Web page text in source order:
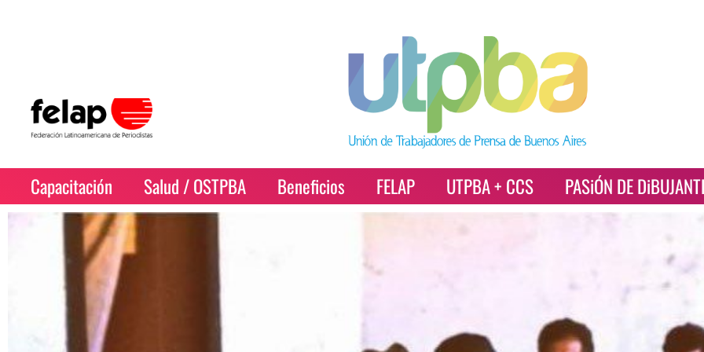
Capacitación Salud / OSTPBA Beneficios FELAP UTPBA + CCS PASiÓN DE